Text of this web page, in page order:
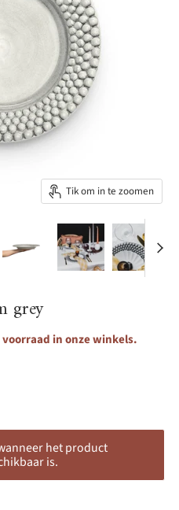
Tik om in te zoomen
grey
in onze winkels.
het product
is.